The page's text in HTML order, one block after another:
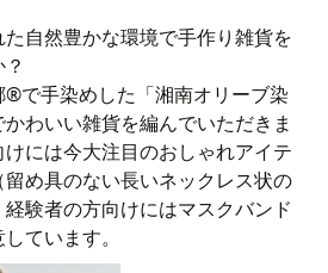
自然豊かな環境で手作り雑貨を
で手染めした「湘南オリーブ染
わいい雑貨を編んでいただきま
には今大注目のおしゃれアイテ
め具のない長いネックレス状の
験者の方向けにはマスクバンド
ています。